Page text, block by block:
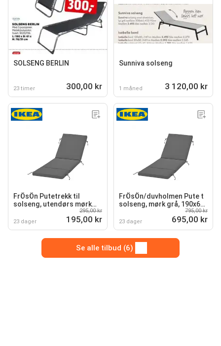
SOLSENG BERLIN
23 timer 300,00 kr
Sunniva solseng
1 måned 3 120,00 kr
FrÖsÖn Putetrekk til
solseng, utendørs mørk
23 dager
295,00 kr
195,00 kr
FrÖsÖn/duvholmen Pute t
solseng, mørk grå, 190x60
23 dager
795,00 kr
695,00 kr
Se alle tilbud (6)